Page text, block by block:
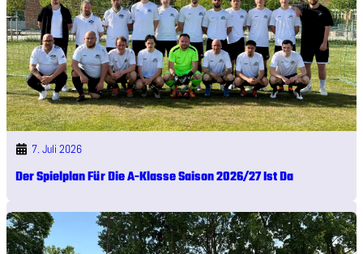
7. Juli 2026
Der Spielplan Für Die A-Klasse Saison 2026/27 Ist Da